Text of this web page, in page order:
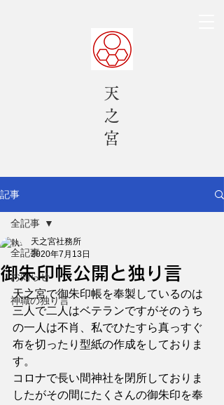
天
之
​宮
記事
全記事
お知らせ
神職の独り言
全記事
御朱印帳公開と独り言
天之宮社務所
2020年7月13日
天之宮で御朱印帳を奉製しているのは
三人で二人はベテランですがそのうち
の一人は不肖、私でひたすら真っすぐ
布を切ったり型紙の作成をしておりま
す。
コロナで長い間神社を閉所しておりま
したがその間にたくさんの御朱印を奉